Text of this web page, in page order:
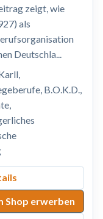
zeigt, wie
als
Deutschla...
B.O.K.D.,
Shop erwerben